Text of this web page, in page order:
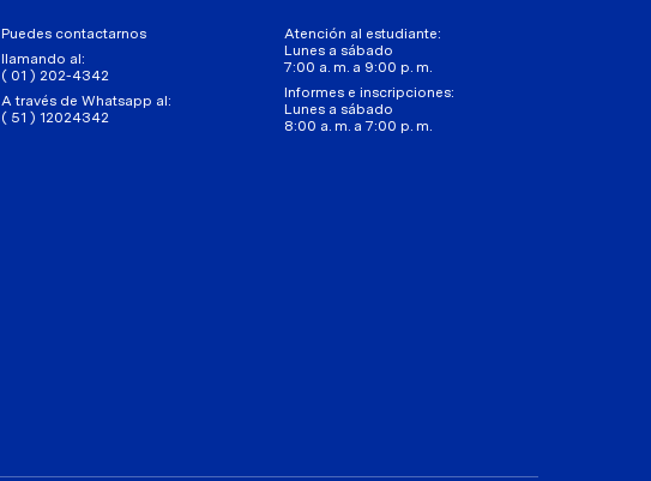
Puedes contactarnos
llamando al:
( 01 ) 202-4342
A través de Whatsapp al:
( 51 ) 12024342
Atención al estudiante:
Lunes a sábado
7:00 a. m. a 9:00 p. m.
Informes e inscripciones:
Lunes a sábado
8:00 a. m. a 7:00 p. m.